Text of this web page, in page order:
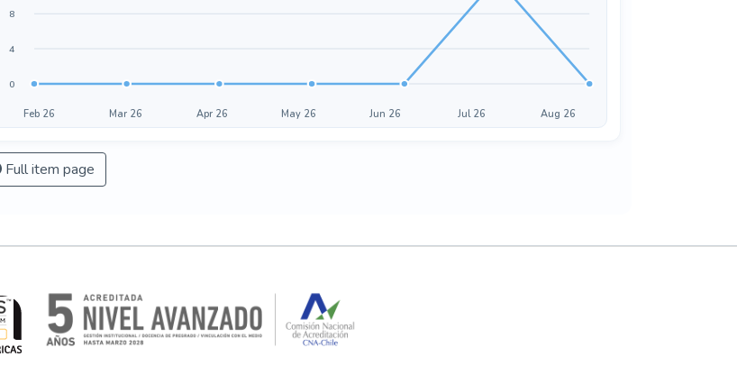
0
4
8
Feb 26 Mar 26 Apr 26 May 26 Jun 26 Jul 26 Aug 26
Full item page